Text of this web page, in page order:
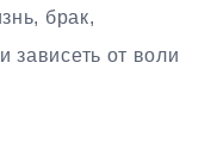
брак,
от воли